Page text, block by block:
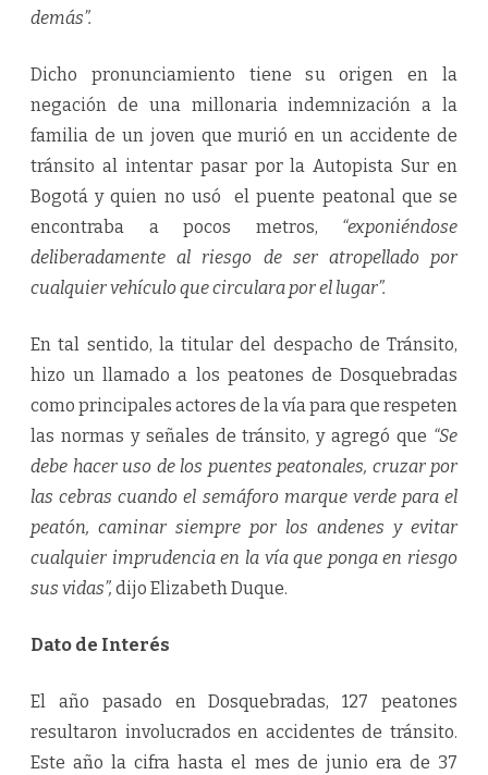
demás”.
Dicho pronunciamiento tiene su origen en la
negación de una millonaria indemnización a la
familia de un joven que murió en un accidente de
tránsito al intentar pasar por la Autopista Sur en
Bogotá y quien no usó el puente peatonal que se
encontraba a pocos metros, “exponiéndose
deliberadamente al riesgo de ser atropellado por
cualquier vehículo que circulara por el lugar”.
En tal sentido, la titular del despacho de Tránsito,
hizo un llamado a los peatones de Dosquebradas
como principales actores de la vía para que respeten
las normas y señales de tránsito, y agregó que “Se
debe hacer uso de los puentes peatonales, cruzar por
las cebras cuando el semáforo marque verde para el
peatón, caminar siempre por los andenes y evitar
cualquier imprudencia en la vía que ponga en riesgo
sus vidas”, dijo Elizabeth Duque.
Dato de Interés
El año pasado en Dosquebradas, 127 peatones
resultaron involucrados en accidentes de tránsito.
Este año la cifra hasta el mes de junio era de 37